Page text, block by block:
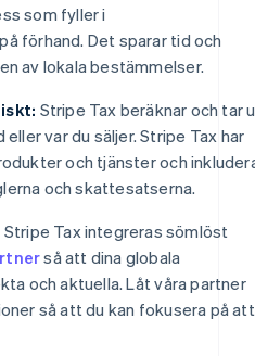
som fyller i
förhand. Det sparar tid och
av lokala bestämmelser.
Stripe Tax beräknar och tar
var du säljer. Stripe Tax har
och tjänster och
och skattesatserna.
Stripe Tax integreras sömlöst
så att dina globala
och aktuella. Låt våra partner
så att du kan fokusera på att